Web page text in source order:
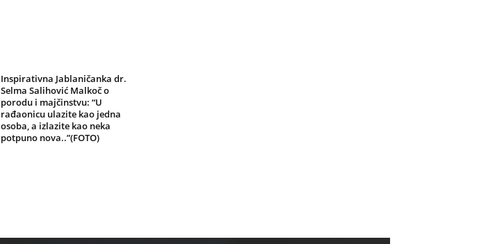
Inspirativna Jablaničanka dr.
Selma Salihović Malkoč o
porodu i majčinstvu: “U
rađaonicu ulazite kao jedna
osoba, a izlazite kao neka
potpuno nova..”(FOTO)